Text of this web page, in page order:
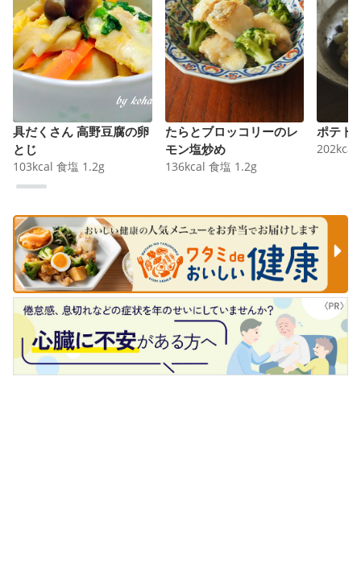
具だくさん 高野豆腐の卵
とじ
103kcal 食塩 1.2g
たらとブロッコリーのレ
モン塩炒め
136kcal 食塩 1.2g
ポテト
202kcal